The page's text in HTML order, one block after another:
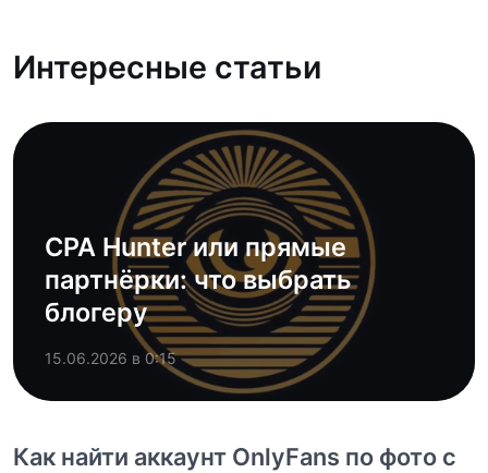
Интересные статьи
CPA Hunter или прямые
партнёрки: что выбрать
блогеру
15.06.2026 в 0:15
Как найти аккаунт OnlyFans по фото с